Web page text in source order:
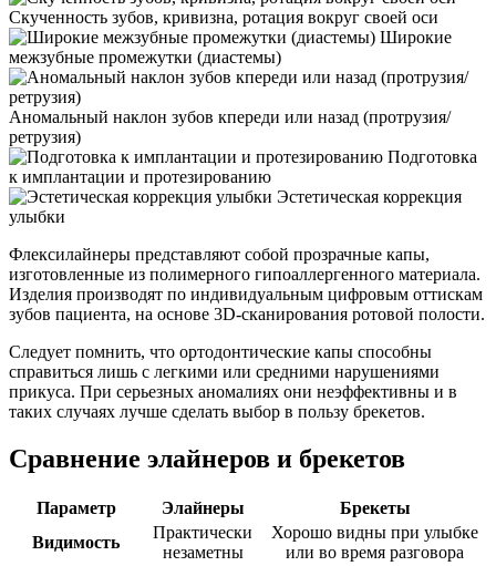
Скученность зубов, кривизна, ротация вокруг своей оси
Широкие
межзубные промежутки (диастемы)
Аномальный наклон зубов кпереди или назад (протрузия/
ретрузия)
Подготовка
к имплантации и протезированию
Эстетическая коррекция
улыбки
Флексилайнеры представляют собой прозрачные капы,
изготовленные из полимерного гипоаллергенного материала.
Изделия производят по индивидуальным цифровым оттискам
зубов пациента, на основе 3D-сканирования ротовой полости.
Следует помнить, что ортодонтические капы способны
справиться лишь с легкими или средними нарушениями
прикуса. При серьезных аномалиях они неэффективны и в
таких случаях лучше сделать выбор в пользу брекетов.
Сравнение элайнеров и брекетов
Параметр Элайнеры
Брекеты
Видимость
Практически
незаметны
Хорошо видны при улыбке
или во время разговора